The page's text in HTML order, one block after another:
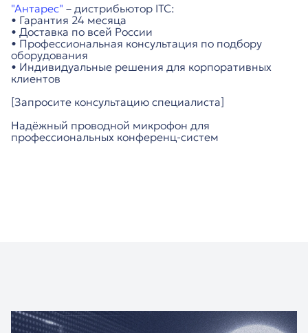
"Антарес" – дистрибьютор ITC:
• Гарантия 24 месяца
• Доставка по всей России
• Профессиональная консультация по подбору
оборудования
• Индивидуальные решения для корпоративных
клиентов
[Запросите консультацию специалиста]
Надёжный проводной микрофон для
профессиональных конференц-систем